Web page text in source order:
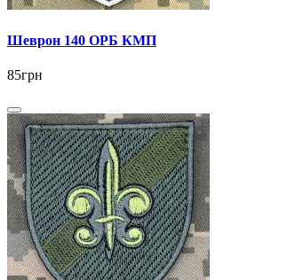
Шеврон 140 ОРБ КМП
85грн